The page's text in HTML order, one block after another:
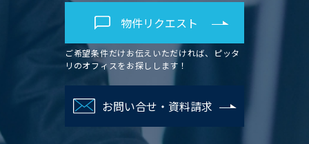
物件リクエスト
ご希望条件だけお伝えいただければ、ピッタ
リのオフィスをお探しします！
お問い合せ・資料請求